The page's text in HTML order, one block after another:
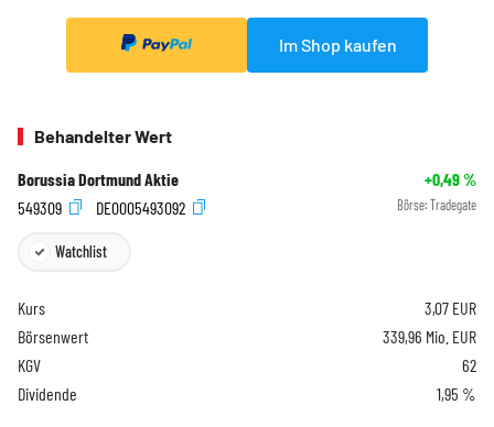
Im Shop kaufen
Behandelter Wert
Borussia Dortmund Aktie +0,49%
549309
DE0005493092 Börse: Tradegate
Watchlist
Kurs 3,07 EUR
Börsenwert
339,96 Mio. EUR
KGV
62
Dividende
1,95 %